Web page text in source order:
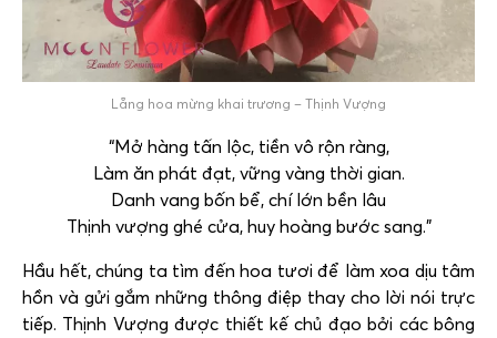
Lẵng hoa mừng khai trương – Thịnh Vượng
“Mở hàng tấn lộc, tiền vô rộn ràng,
Làm ăn phát đạt, vững vàng thời gian.
Danh vang bốn bể, chí lớn bền lâu
Thịnh vượng ghé cửa, huy hoàng bước sang.”
Hầu hết, chúng ta tìm đến hoa tươi để làm xoa dịu tâm
hồn và gửi gắm những thông điệp thay cho lời nói trực
tiếp. Thịnh Vượng được thiết kế chủ đạo bởi các bông